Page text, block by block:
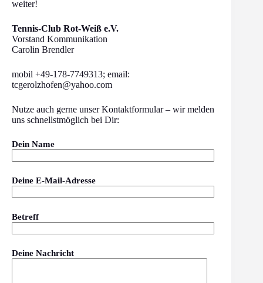
weiter!
Tennis-Club Rot-Weiß e.V.
Vorstand Kommunikation
Carolin Brendler
mobil +49-178-7749313; email:
tcgerolzhofen@yahoo.com
Nutze auch gerne unser Kontaktformular – wir melden
uns schnellstmöglich bei Dir:
Dein Name
Deine E-Mail-Adresse
Betreff
Deine Nachricht